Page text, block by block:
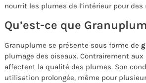
nourrit les plumes de l’intérieur pour
Qu’est-ce que
Granuplume se présente sous forme de
plumage des oiseaux. Contrairement
affectent la qualité des plumes. Son
utilisation prolongée, même pour